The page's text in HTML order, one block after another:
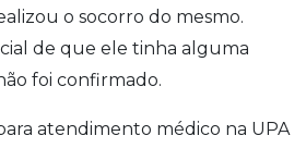
o socorro do mesmo.
de que ele tinha alguma
foi confirmado.
atendimento médico na UPA